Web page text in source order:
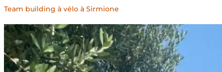
Team building à vélo à Sirmione